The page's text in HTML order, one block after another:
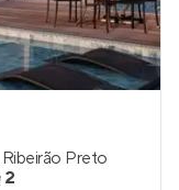
Ribeirão Preto
2